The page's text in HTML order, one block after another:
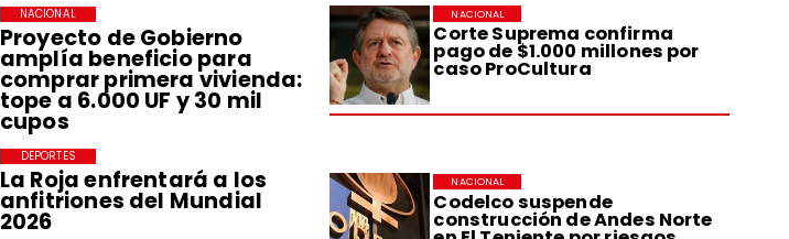
Corte Suprema confirma
pago de $1.000 millones por
caso ProCultura
NACIONAL
Codelco suspende
construcción de Andes Norte
NACIONAL
Proyecto de Gobierno
amplía beneficio para
comprar primera vivienda:
tope a 6.000 UF y 30 mil
cupos
NACIONAL
La Roja enfrentará a los
anfitriones del Mundial
2026
DEPORTES